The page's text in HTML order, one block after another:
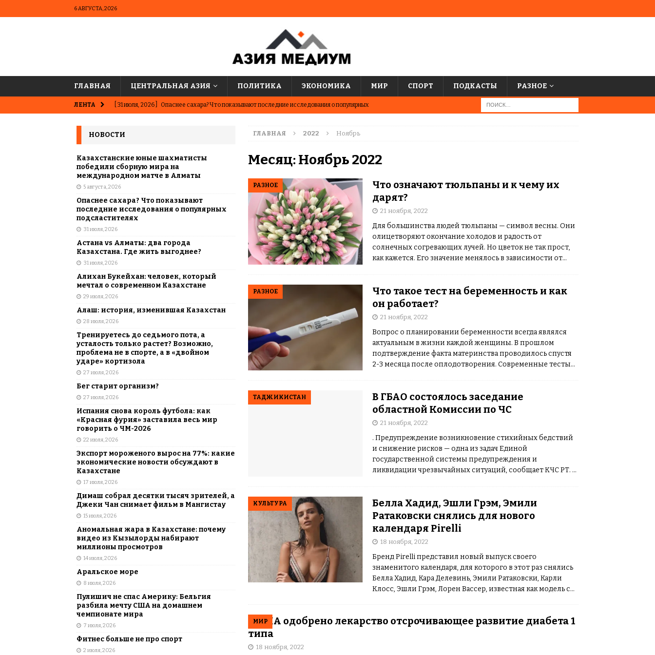
6 АВГУСТА, 2026
ГЛАВНАЯ ЦЕНТРАЛЬНАЯ АЗИЯ ПОЛИТИКА ЭКОНОМИКА МИР СПОРТ ПОДКАСТЫ РАЗНОЕ
ЛЕНТА [ 31 июля, 2026 ] Опаснее сахара? Что показывают последние исследования о популярных
[ 31 июля, 2026 ] ЦЕНТРАЛЬНАЯ
[ 29 июля, 2026 ] Алихан Букейхан: человек, который мечтал о современном Казахстане
ИСТОРИЯ И КУЛЬТУРА
[ 28 июля, 2026 ] Алаш: история, изменившая Казахстан ВЫБОР РЕДАКЦИИ
[ 5 августа, 2026 ] Казахстанские юные шахматисты победили сборную мира на международном
ГЛАВНАЯ 2022 Ноябрь
Месяц: Ноябрь 2022
РАЗНОЕ
Что означают тюльпаны и к чему их
дарят?
21 ноября, 2022
Для большинства людей тюльпаны — символ весны. Они
олицетворяют окончание холодов и радость от
солнечных согревающих лучей. Но цветок не так прост,
как кажется. Его значение менялось в зависимости от
РАЗНОЕ
Что такое тест на беременность и как
он работает?
21 ноября, 2022
Вопрос о планировании беременности всегда являлся
актуальным в жизни каждой женщины. В прошлом
подтверждение факта материнства проводилось спустя
2-3 месяца после оплодотворения. Современные тесты
ТАДЖИКИСТАН
В ГБАО состоялось заседание
областной Комиссии по ЧС
21 ноября, 2022
. Предупреждение возникновение стихийных бедствий
и снижение рисков — одна из задач Единой
государственной системы предупреждения и
ликвидации чрезвычайных ситуаций, сообщает КЧС РТ. В
председательством […]
КУЛЬТУРА
Белла Хадид, Эшли Грэм, Эмили
Ратаковски снялись для нового
календаря Pirelli
18 ноября, 2022
Бренд Pirelli представил новый выпуск своего
знаменитого календаря, для которого в этот раз снялись
Белла Хадид, Кара Делевинь, Эмили Ратаковски, Карли
Клосс, Эшли Грэм, Лорен Вассер, известная как модель с
МИР
В США одобрено лекарство отсрочивающее развитие диабета 1
типа
18 ноября, 2022
НОВОСТИ
Казахстанские юные шахматисты
победили сборную мира на
международном матче в Алматы
5 августа, 2026
Опаснее сахара? Что показывают
последние исследования о популярных
подсластителях
31 июля, 2026
Астана vs Алматы: два города
Казахстана. Где жить выгоднее?
31 июля, 2026
Алихан Букейхан: человек, который
мечтал о современном Казахстане
29 июля, 2026
Алаш: история, изменившая Казахстан
28 июля, 2026
Тренируетесь до седьмого пота, а
усталость только растет? Возможно,
проблема не в спорте, а в «двойном
ударе» кортизола
27 июля, 2026
Бег старит организм?
27 июля, 2026
Испания снова король футбола: как
«Красная фурия» заставила весь мир
говорить о ЧМ-2026
22 июля, 2026
Экспорт мороженого вырос на 77%: какие
экономические новости обсуждают в
Казахстане
17 июля, 2026
Димаш собрал десятки тысяч зрителей, а
Джеки Чан снимает фильм в Мангистау
15 июля, 2026
Аномальная жара в Казахстане: почему
видео из Кызылорды набирают
миллионы просмотров
14 июля, 2026
Аральское море
8 июля, 2026
Пулишич не спас Америку: Бельгия
разбила мечту США на домашнем
чемпионате мира
7 июля, 2026
Фитнес больше не про спорт
2 июля, 2026